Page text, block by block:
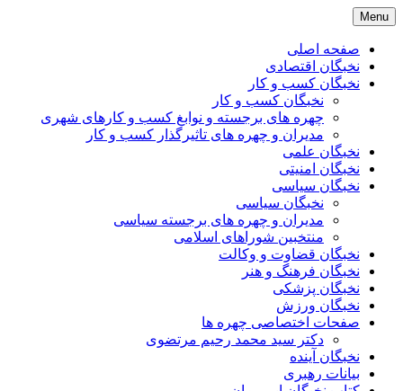
Skip
to
content
Menu
صفحه اصلی
نخبگان اقتصادی
نخبگان کسب و کار
نخبگان کسب و کار
چهره های برجسته و نوابغ کسب و کارهای شهری
مدیران و چهره های تاثیرگذار کسب و کار
نخبگان علمی
نخبگان امنیتی
نخبگان سیاسی
نخبگان سیاسی
مدیران و چهره های برجسته سیاسی
منتخبین شوراهای اسلامی
نخبگان قضاوت و وکالت
نخبگان فرهنگ و هنر
نخبگان پزشکی
نخبگان ورزش
صفحات اختصاصی چهره ها
دکتر سید محمد رحیم مرتضوی
نخبگان آینده
بیانات رهبری